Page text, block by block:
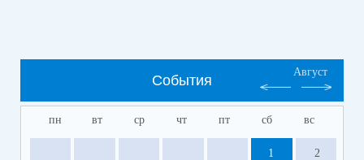
События
Август
пн вт ср чт пт сб вс
1 2